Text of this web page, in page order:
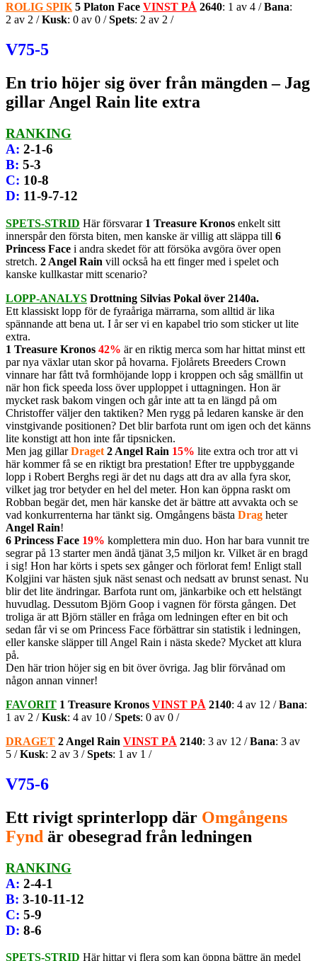
ROLIG SPIK 5 Platon Face VINST PÅ 2640: 1 av 4 /Bana:
2 av 2 /Kusk: 0 av 0 /Spets: 2 av 2 /
V75-5
En trio höjer sig över från mängden – Jag
gillar Angel Rain lite extra
RANKING
A: 2-1-6
B: 5-3
C: 10-8
D: 11-9-7-12
SPETS-STRID Här försvarar 1 Treasure Kronos enkelt sitt
innerspår den första biten, men kanske är villig att släppa till 6
Princess Face i andra skedet för att försöka avgöra över open
stretch. 2 Angel Rain vill också ha ett finger med i spelet och
kanske kullkastar mitt scenario?
LOPP-ANALYS Drottning Silvias Pokal över 2140a.
Ett klassiskt lopp för de fyraåriga märrarna, som alltid är lika
spännande att bena ut. I år ser vi en kapabel trio som sticker ut lite
extra.
1 Treasure Kronos 42% är en riktig merca som har hittat minst ett
par nya växlar utan skor på hovarna. Fjolårets Breeders Crown
vinnare har fått två formhöjande lopp i kroppen och såg smällfin ut
när hon fick speeda loss över upploppet i uttagningen. Hon är
mycket rask bakom vingen och går inte att ta en längd på om
Christoffer väljer den taktiken? Men rygg på ledaren kanske är den
vinstgivande positionen? Det blir barfota runt om igen och det känns
lite konstigt att hon inte får tipsnicken.
Men jag gillarDraget 2 Angel Rain 15% lite extra och tror att vi
här kommer få se en riktigt bra prestation! Efter tre uppbyggande
lopp i Robert Berghs regi är det nu dags att dra av alla fyra skor,
vilket jag tror betyder en hel del meter. Hon kan öppna raskt om
Robban begär det, men här kanske det är bättre att avvakta och se
vad konkurrenterna har tänkt sig. Omgångens bästa Drag heter
Angel Rain!
6 Princess Face 19% komplettera min duo. Hon har bara vunnit tre
segrar på 13 starter men ändå tjänat 3,5 miljon kr. Vilket är en bragd
i sig! Hon har körts i spets sex gånger och förlorat fem! Enligt stall
Kolgjini var hästen sjuk näst senast och nedsatt av brunst senast. Nu
blir det lite ändringar. Barfota runt om, jänkarbike och ett helstängt
huvudlag. Dessutom Björn Goop i vagnen för första gången. Det
troliga är att Björn ställer en fråga om ledningen efter en bit och
sedan får vi se om Princess Face förbättrar sin statistik i ledningen,
eller kanske släpper till Angel Rain i nästa skede? Mycket att klura
på.
Den här trion höjer sig en bit över övriga. Jag blir förvånad om
någon annan vinner!
FAVORIT 1 Treasure Kronos VINST PÅ 2140: 4 av 12 /Bana:
1 av 2 /Kusk: 4 av 10 /Spets: 0 av 0 /
DRAGET 2 Angel Rain VINST PÅ 2140: 3 av 12 /Bana: 3 av
5 /Kusk: 2 av 3 /Spets: 1 av 1 /
V75-6
Ett rivigt sprinterlopp där Omgångens
Fynd är obesegrad från ledningen
RANKING
A: 2-4-1
B: 3-10-11-12
C: 5-9
D: 8-6
SPETS-STRID Här hittar vi flera som kan öppna bättre än medel